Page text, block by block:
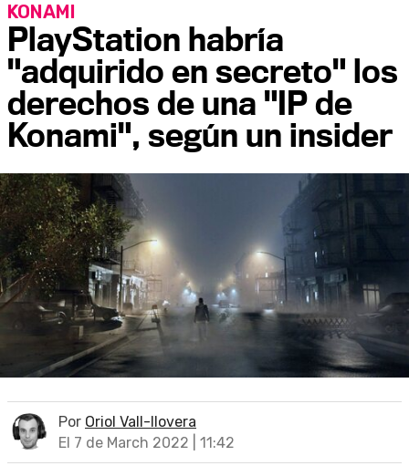
PlayStation habría
"adquirido en secreto" los
derechos de una "IP de
Konami", según un insider
KONAMI
Por Oriol Vall-llovera
El 7 de March 2022 | 11:42